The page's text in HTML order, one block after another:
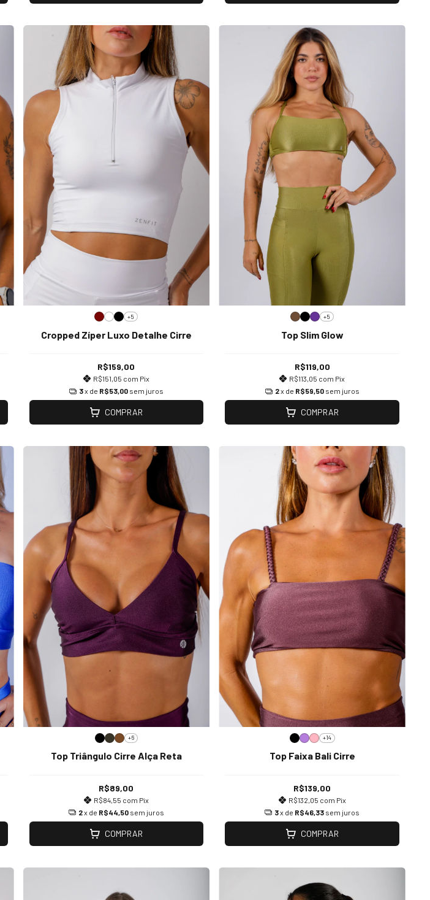
+5
Cropped Zíper Luxo Detalhe Cirre
R$159,00
R$151,05 com Pix
3x de R$53,00 sem juros
COMPRAR
+5
Top Slim Glow
R$119,00
R$113,05 com Pix
2x de R$59,50 sem juros
COMPRAR
+6
Top Triângulo Cirre Alça Reta
R$89,00
R$84,55 com Pix
2x de R$44,50 sem juros
COMPRAR
+14
Top Faixa Bali Cirre
R$139,00
R$132,05 com Pix
3x de R$46,33 sem juros
COMPRAR